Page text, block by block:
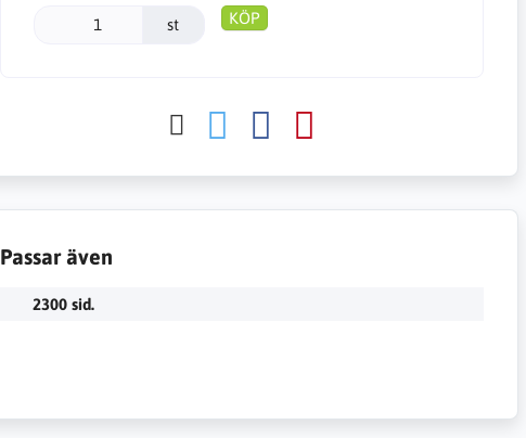
st KÖP
Passar även
2300 sid.